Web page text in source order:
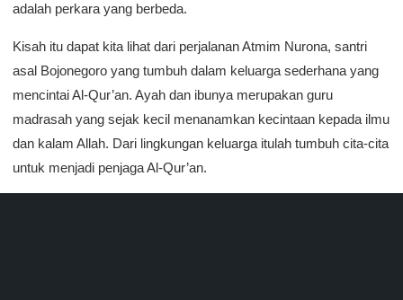
adalah perkara yang berbeda.
Kisah itu dapat kita lihat dari perjalanan Atmim Nurona, santri
asal Bojonegoro yang tumbuh dalam keluarga sederhana yang
mencintai Al-Qur’an. Ayah dan ibunya merupakan guru
madrasah yang sejak kecil menanamkan kecintaan kepada ilmu
dan kalam Allah. Dari lingkungan keluarga itulah tumbuh cita-cita
untuk menjadi penjaga Al-Qur’an.